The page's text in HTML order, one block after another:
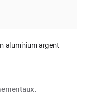
aluminium argent